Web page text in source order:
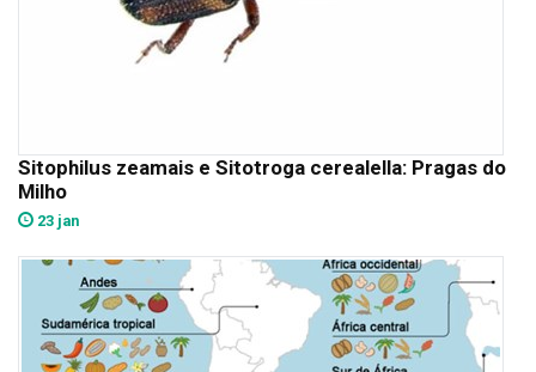
Sitophilus zeamais e Sitotroga cerealella: Pragas do
Milho
23 jan